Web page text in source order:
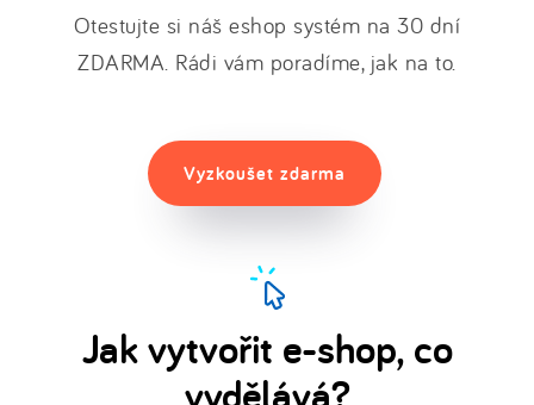
Otestujte si náš eshop systém na 30 dní
ZDARMA. Rádi vám poradíme, jak na to.
Vyzkoušet zdarma
Jak vytvořit e-shop, co
vydělává?